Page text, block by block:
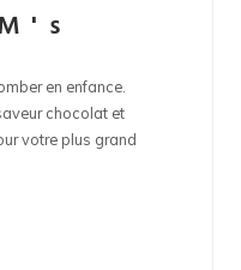
en enfance.
chocolat et
votre plus grand